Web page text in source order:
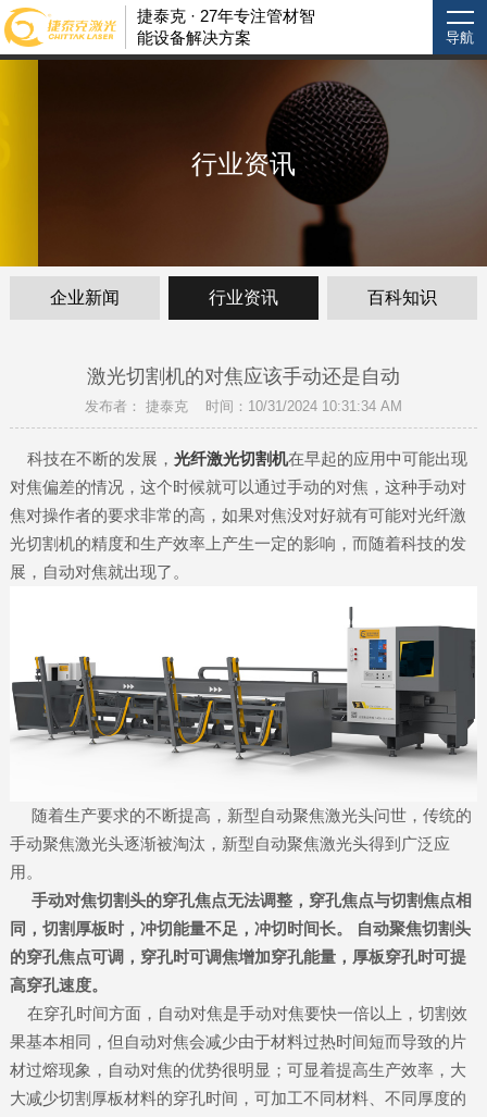
捷泰克 · 27年专注管材智
能设备解决方案
导航
行业资讯
企业新闻 行业资讯 百科知识
激光切割机的对焦应该手动还是自动
发布者： 捷泰克 时间：10/31/2024 10:31:34 AM
科技在不断的发展， 光纤激光切割机在早起的应用中可能出现
对焦偏差的情况，这个时候就可以通过手动的对焦，这种手动对
焦对操作者的要求非常的高，如果对焦没对好就有可能对光纤激
光切割机的精度和生产效率上产生一定的影响，而随着科技的发
展，自动对焦就出现了。
随着生产要求的不断提高，新型自动聚焦激光头问世，传统的
手动聚焦激光头逐渐被淘汰，新型自动聚焦激光头得到广泛应
用。
手动对焦切割头的穿孔焦点无法调整，穿孔焦点与切割焦点相
同，切割厚板时，冲切能量不足，冲切时间长。 自动聚焦切割头
的穿孔焦点可调，穿孔时可调焦增加穿孔能量，厚板穿孔时可提
高穿孔速度。
在穿孔时间方面，自动对焦是手动对焦要快一倍以上，切割效
果基本相同，但自动对焦会减少由于材料过热时间短而导致的片
材过熔现象，自动对焦的优势很明显；可显着提高生产效率，大
大减少切割厚板材料的穿孔时间，可加工不同材料、不同厚度的